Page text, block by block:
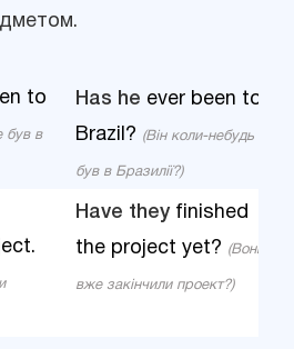
to
був в
Has he ever been to
Brazil? (Він коли-небудь
був в Бразилії?)
Have theyfinished
the project yet? (Вони
вже закінчили проект?)